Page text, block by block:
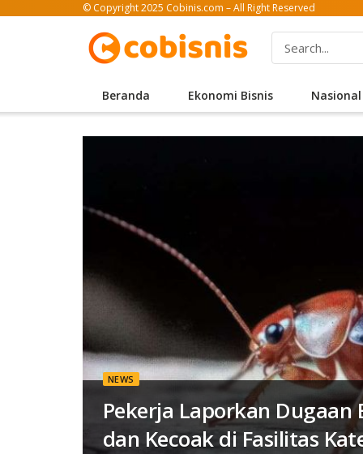
© Copyright 2025 Cobinis.com – All Right Reserved
Beranda Ekonomi Bisnis Nasional
NEWS
Pekerja Laporkan Dugaan
dan Kecoak di Fasilitas